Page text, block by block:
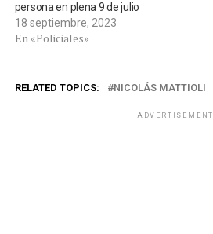
persona en plena 9 de julio
18 septiembre, 2023
En «Policiales»
RELATED TOPICS: NICOLÁS MATTIOLI
ADVERTISEMENT